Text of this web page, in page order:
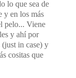
lo que sea de
y en los más
pelo... Viene
y ahí por
in case) y
cositas que